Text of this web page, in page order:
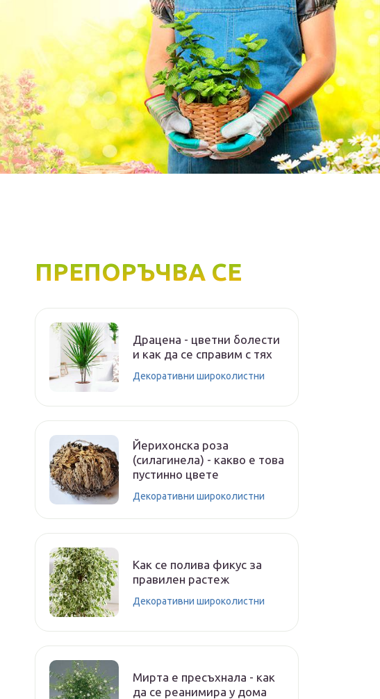
ПРЕПОРЪЧВА СЕ
Драцена - цветни болести
и как да се справим с тях
Декоративни широколистни
Йерихонска роза
(силагинела) - какво е това
пустинно цвете
Декоративни широколистни
Как се полива фикус за
правилен растеж
Декоративни широколистни
Мирта е пресъхнала - как
да се реанимира у дома